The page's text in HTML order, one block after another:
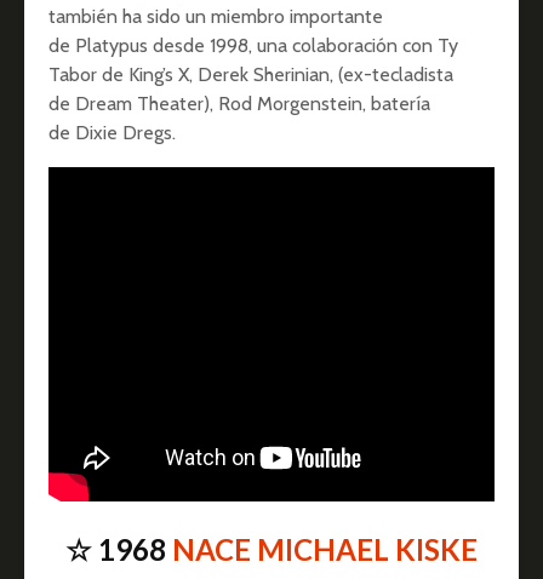
también ha sido un miembro importante
de Platypus desde 1998, una colaboración con Ty
Tabor de King’s X, Derek Sherinian, (ex-tecladista
de Dream Theater), Rod Morgenstein, batería
de Dixie Dregs.
☆ 1968 NACE MICHAEL KISKE